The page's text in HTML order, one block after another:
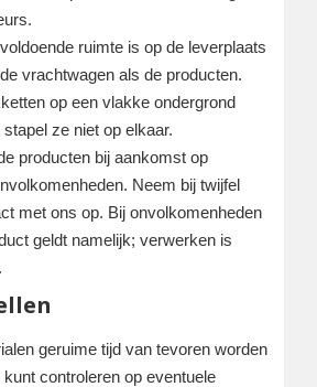
ruimte is op de leverplaats
vrachtwagen als de producten.
op een vlakke ondergrond
ze niet op elkaar.
producten bij aankomst op
Neem bij twijfel
met ons op. Bij onvolkomenheden
geldt namelijk; verwerken is
geruime tijd van tevoren worden
controleren op eventuele